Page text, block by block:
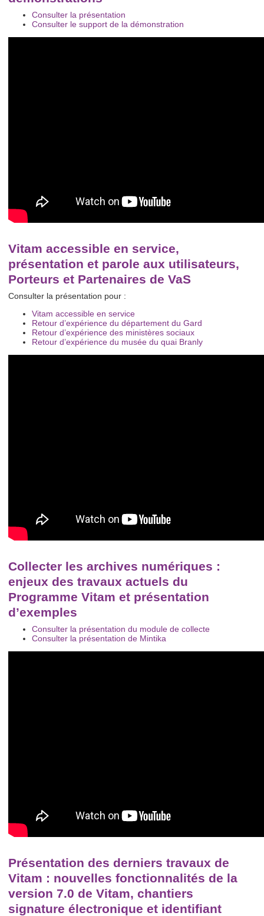
Consulter la présentation
Consulter le support de la démonstration
Vitam accessible en service,
présentation et parole aux utilisateurs,
Porteurs et Partenaires de VaS
Consulter la présentation pour :
Vitam accessible en service
Retour d’expérience du département du Gard
Retour d’expérience des ministères sociaux
Retour d’expérience du musée du quai Branly
Collecter les archives numériques :
enjeux des travaux actuels du
Programme Vitam et présentation
d’exemples
Consulter la présentation du module de collecte
Consulter la présentation de Mintika
Présentation des derniers travaux de
Vitam : nouvelles fonctionnalités de la
version 7.0 de Vitam, chantiers
signature électronique et identifiant